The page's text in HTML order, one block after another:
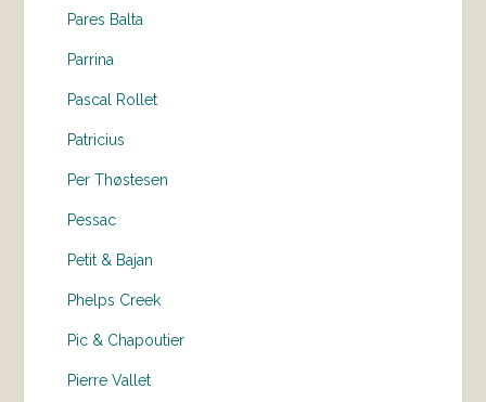
Pares Balta
Parrina
Pascal Rollet
Patricius
Per Thøstesen
Pessac
Petit & Bajan
Phelps Creek
Pic & Chapoutier
Pierre Vallet